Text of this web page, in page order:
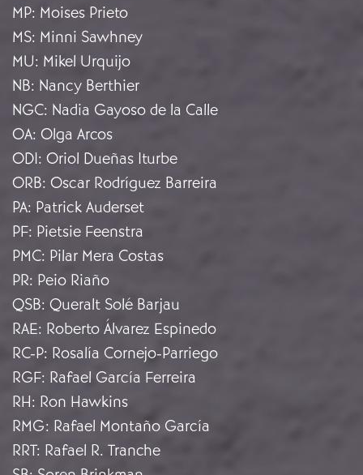
MP: Moises Prieto
MS: Minni Sawhney
MU: Mikel Urquijo
NB: Nancy Berthier
NGC: Nadia Gayoso de la Calle
OA: Olga Arcos
ODI: Oriol Dueñas Iturbe
ORB: Oscar Rodríguez Barreira
PA: Patrick Auderset
PF: Pietsie Feenstra
PMC: Pilar Mera Costas
PR: Peio Riaño
QSB: Queralt Solé Barjau
RAE: Roberto Álvarez Espinedo
RC-P: Rosalía Cornejo-Parriego
RGF: Rafael García Ferreira
RH: Ron Hawkins
RMG: Rafael Montaño García
RRT: Rafael R. Tranche